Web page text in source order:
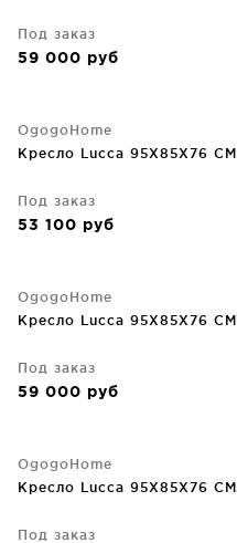
Под заказ
59 000 руб
OgogoHome
Кресло Lucca 95X85X76 CM
Под заказ
53 100 руб
OgogoHome
Кресло Lucca 95X85X76 CM
Под заказ
59 000 руб
OgogoHome
Кресло Lucca 95X85X76 CM
Под заказ